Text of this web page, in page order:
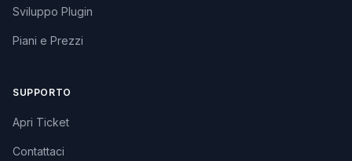
Sviluppo Plugin
Piani e Prezzi
SUPPORTO
Apri Ticket
Contattaci